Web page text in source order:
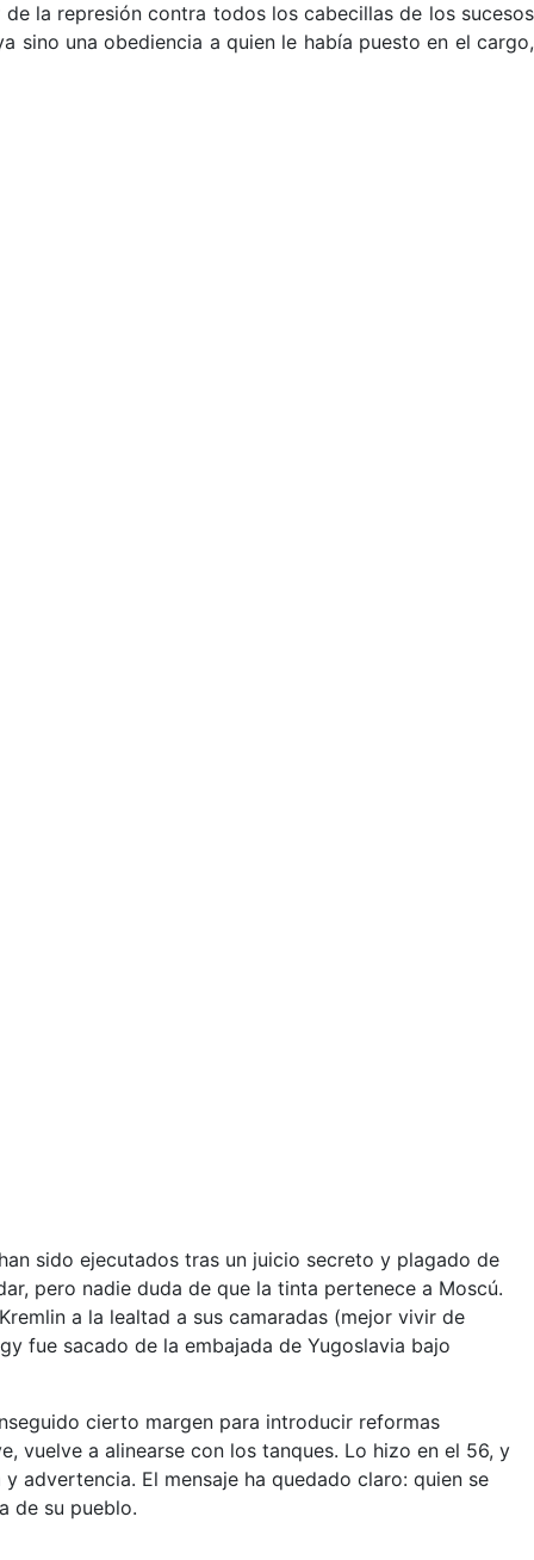
la represión contra todos los cabecillas de los sucesos
sino una obediencia a quien le había puesto en el cargo,
sido ejecutados tras un juicio secreto y plagado de
pero nadie duda de que la tinta pertenece a Moscú.
a la lealtad a sus camaradas (mejor vivir de
fue sacado de la embajada de Yugoslavia bajo
cierto margen para introducir reformas
vuelve a alinearse con los tanques. Lo hizo en el 56, y
advertencia. El mensaje ha quedado claro: quien se
de su pueblo.